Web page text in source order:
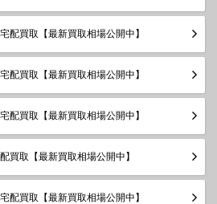
配買取【最新買取相場公開中】
配買取【最新買取相場公開中】
配買取【最新買取相場公開中】
買取【最新買取相場公開中】
配買取【最新買取相場公開中】